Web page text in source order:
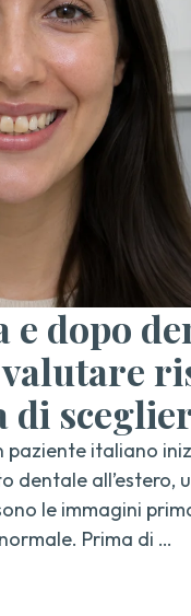
e dopo
valutare
di
paziente italiano
dentale all’estero,
le immagini
Prima di …